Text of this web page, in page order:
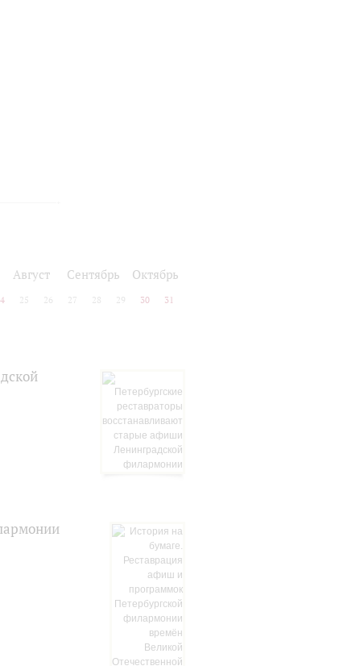
Август Сентябрь Октябрь
25 26 27 28 29 30 31